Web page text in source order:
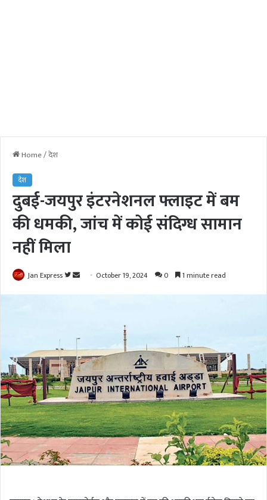
Home/देश
देश
दुबई-जयपुर इंटरनेशनल फ्लाइट में बम
की धमकी, जांच में कोई संदिग्ध सामान
नहीं मिला
Jan Express
F
w
o
n
T
w
i
t
t
e
n
e
m
a
i
l
October 19, 2024 0 1 minute read